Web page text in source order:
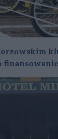
finansowanie